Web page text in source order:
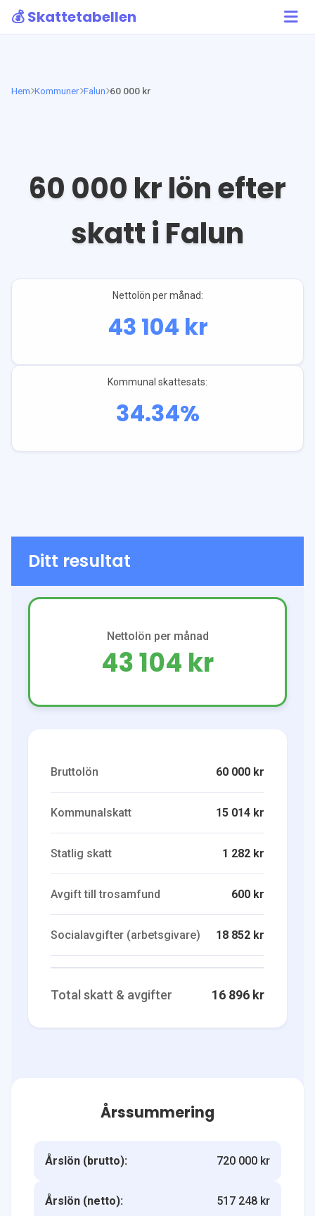
💰 Skattetabellen
Hem Kommuner Falun 60 000 kr
60 000 kr lön efter
skatt i Falun
Nettolön per månad:
43 104 kr
Kommunal skattesats:
34.34%
Ditt resultat
Nettolön per månad
43 104 kr
Bruttolön 60 000 kr
Kommunalskatt 15 014 kr
Statlig skatt 1 282 kr
Avgift till trosamfund 600 kr
Socialavgifter (arbetsgivare) 18 852 kr
Total skatt & avgifter 16 896 kr
Årssummering
Årslön (brutto): 720 000 kr
Årslön (netto): 517 248 kr